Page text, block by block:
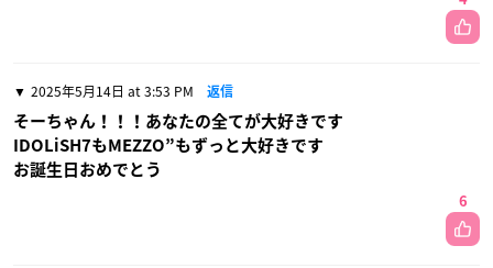
2025年5月14日 at 3:53 PM 返信
そーちゃん！！！あなたの全てが大好きです
IDOLiSH7もMEZZO”もずっと大好きです
お誕生日おめでとう
6